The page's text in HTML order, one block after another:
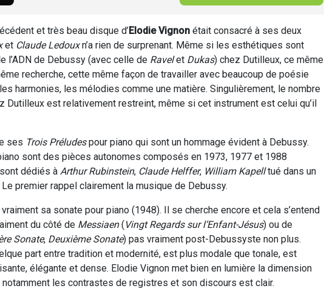
et très beau disque d’Elodie Vignon était consacré à ses deux
et Claude Ledouxn’a rien de surprenant. Même si les esthétiques sont
l’ADN de Debussy (avec celle de Ravelet Dukas) chez Dutilleux, ce même
recherche, cette même façon de travailler avec beaucoup de poésie
harmonies, les mélodies comme une matière. Singulièrement, le nombre
Dutilleux est relativement restreint, même si cet instrument est celui qu’il
ses Trois Préludespour piano qui sont un hommage évident à Debussy.
sont des pièces autonomes composés en 1973, 1977 et 1988
dédiés à Arthur Rubinstein, Claude Helffer, William Kapelltué dans un
Le premier rappel clairement la musique de Debussy.
sa sonate pour piano (1948). Il se cherche encore et cela s’entend
du côté de Messiaen(Vingt Regards sur l’Enfant-Jésus) ou de
Sonate, Deuxième Sonate) pas vraiment post-Debussyste non plus.
part entre tradition et modernité, est plus modale que tonale, est
élégante et dense. Elodie Vignon met bien en lumière la dimension
notamment les contrastes de registres et son discours est clair.